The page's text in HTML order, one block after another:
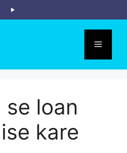
Menu
loan
kare